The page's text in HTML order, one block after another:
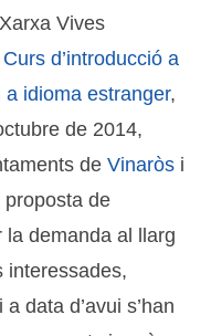
Vives
d’introducció a
a idioma estranger,
de 2014,
deVinaròs i
proposta de
demanda al llarg
interessades,
data d’avui s’han